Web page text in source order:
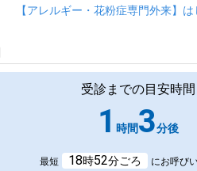
【アレルギー・花粉症専門外来】は
受診までの目安時間
1 時間3分後
最短 18時52分ごろ にお呼び